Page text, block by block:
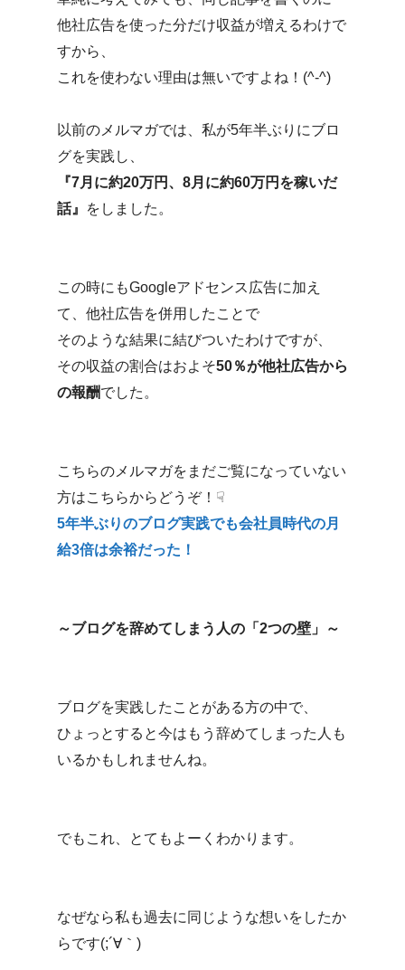
他社広告を使った分だけ収益が増えるわけで
すから、
これを使わない理由は無いですよね！(^-^)
以前のメルマガでは、私が5年半ぶりにブロ
グを実践し、
『7月に約20万円、8月に約60万円を稼いだ
話』
をしました。
この時にもGoogleアドセンス広告に加え
て、他社広告を併用したことで
そのような結果に結びついたわけですが、
その収益の割合はおよそ50％が他社広告から
の報酬でした。
こちらのメルマガをまだご覧になっていない
方はこちらからどうぞ！☟
5年半ぶりのブログ実践でも会社員時代の月
給3倍は余裕だった！
～ブログを辞めてしまう人の「2つの壁」～
ブログを実践したことがある方の中で、
ひょっとすると今はもう辞めてしまった人も
いるかもしれませんね。
でもこれ、とてもよーくわかります。
なぜなら私も過去に同じような想いをしたか
らです(;´∀｀)